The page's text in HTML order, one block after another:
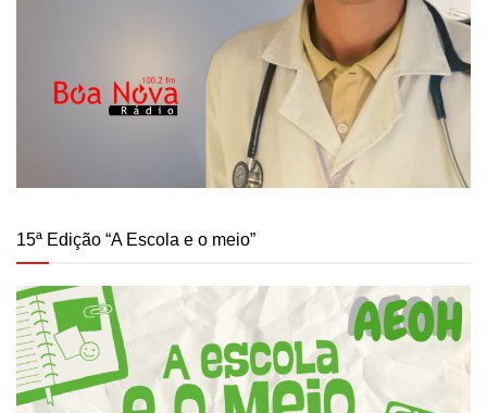
15ª Edição “A Escola e o meio”